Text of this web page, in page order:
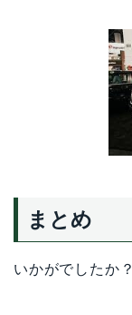
まとめ
いかがでしたか？